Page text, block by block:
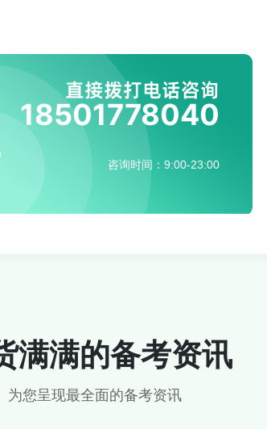
直接拨打电话咨询
18501778040
咨询时间：9:00-23:00
满满的备考资讯
为您呈现最全面的备考资讯